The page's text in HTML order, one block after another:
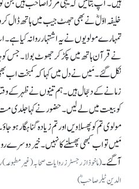
ہیں۔ آپ بتائیں کہ یہی مرزا صاحب ہیں جن کو
خلیفہ اوّلؓ نے بھی جھٹ جیب میں ہاتھ ڈال کر
تمہارے مولویوں نے یہ اشتہار روانہ کیا
نے قرآن ہاتھ میں پکڑ کر جھوٹ بولا۔ جس کو
نکل گئے۔ مَیں نے دل میں کہا کہ کمبخت اب
زمانے کے دجّال ہیں۔ ہم تینوں نے ظہر
کو بیعت میں لے لیں۔ حضور نے کہا جلدی مت
مولوی تم کو پھسلاویں اور تم زیادہ گناہگار
مَیں تو اب کبھی پھسلنے کا نہیں۔ خیر دوسرے
آگئے۔
الدین ٹیلر صاحبؓ)